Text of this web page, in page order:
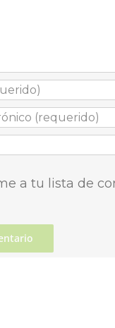
a tu lista de